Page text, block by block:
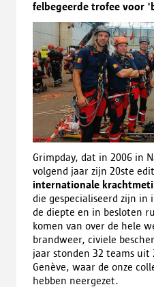
felbegeerde trofee voor
Grimpday, dat in 2006 in
volgend jaar zijn 20ste
internationale
die gespecialiseerd zijn
de diepte en in besloten
komen van over de hele
brandweer, civiele
jaar stonden 32 teams
Genève, waar de onze
hebben neergezet.